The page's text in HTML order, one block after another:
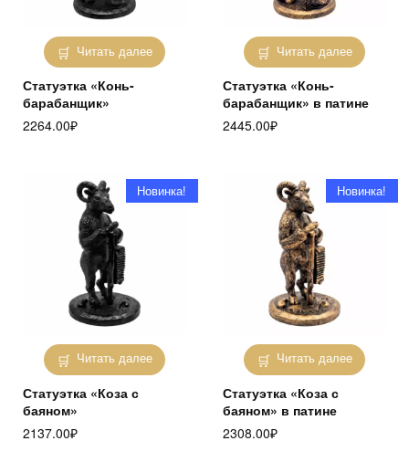
Читать далее
Статуэтка «Конь-
барабанщик»
2264.00₽
Читать далее
Статуэтка «Конь-
барабанщик» в патине
2445.00₽
Читать далее
Новинка!
Статуэтка «Коза с
баяном»
2137.00₽
Читать далее
Новинка!
Статуэтка «Коза с
баяном» в патине
2308.00₽